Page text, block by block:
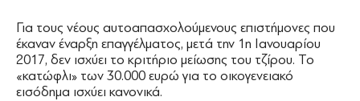
Για τους νέους αυτοαπασχολούμενους επιστήμονες που
έκαναν έναρξη επαγγέλματος, μετά την 1η Ιανουαρίου
2017, δεν ισχύει το κριτήριο μείωσης του τζίρου. Το
«κατώφλι» των 30.000 ευρώ για το οικογενειακό
εισόδημα ισχύει κανονικά.